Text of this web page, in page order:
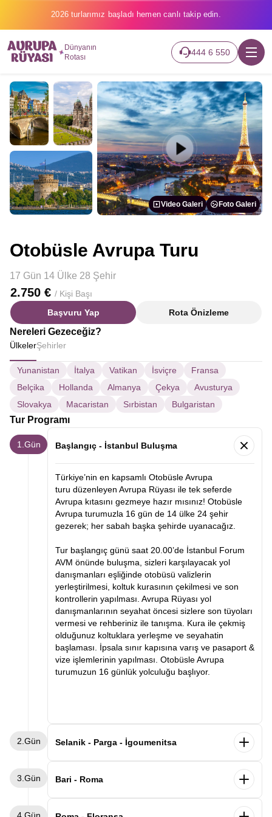
2026 turlarımız başladı hemen canlı takip edin.
Dünyanın
Rotası
444 6 550
Video Galeri Foto Galeri
Otobüsle Avrupa Turu
17 Gün 14 Ülke 28 Şehir
2.750 € / Kişi Başı
Başvuru Yap
Rota Önizleme
Nereleri Gezeceğiz?
ÜlkelerŞehirler
Yunanistan İtalya Vatikan İsviçre
Fransa
Belçika
Hollanda Almanya Çekya
Avusturya
Slovakya
Macaristan Sırbistan Bulgaristan
Tur Programı
1.Gün Başlangıç - İstanbul Buluşma
Türkiye’nin en kapsamlı Otobüsle Avrupa
turu düzenleyen Avrupa Rüyası ile tek seferde
Avrupa kıtasını gezmeye hazır mısınız! Otobüsle
Avrupa turumuzla 16 gün de 14 ülke 24 şehir
gezerek; her sabah başka şehirde uyanacağız.
Tur başlangıç günü saat 20.00’de İstanbul Forum
AVM önünde buluşma, sizleri karşılayacak yol
danışmanları eşliğinde otobüsü valizlerin
yerleştirilmesi, koltuk kurasının çekilmesi ve son
kontrollerin yapılması. Avrupa Rüyası yol
danışmanlarının seyahat öncesi sizlere son tüyoları
vermesi ve rehberiniz ile tanışma. Kura ile çekmiş
olduğunuz koltuklara yerleşme ve seyahatin
başlaması. İpsala sınır kapısına varış ve pasaport &
vize işlemlerinin yapılması. Otobüsle Avrupa
turumuzun 16 günlük yolculuğu başlıyor.
2.Gün Selanik - Parga - İgoumenitsa
Ardından Selanik şehir turu. Selanik’te görülecek
yerler arasında Atatürk’ün evi, Kordon, Beyaz Kule
3.Gün Bari - Roma